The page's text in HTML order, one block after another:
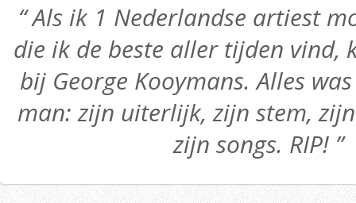
“ Als ik 1 Nederlandse artiest
die ik de beste aller tijden vind,
bij George Kooymans. Alles
man: zijn uiterlijk, zijn stem,
zijn songs. RIP! ”